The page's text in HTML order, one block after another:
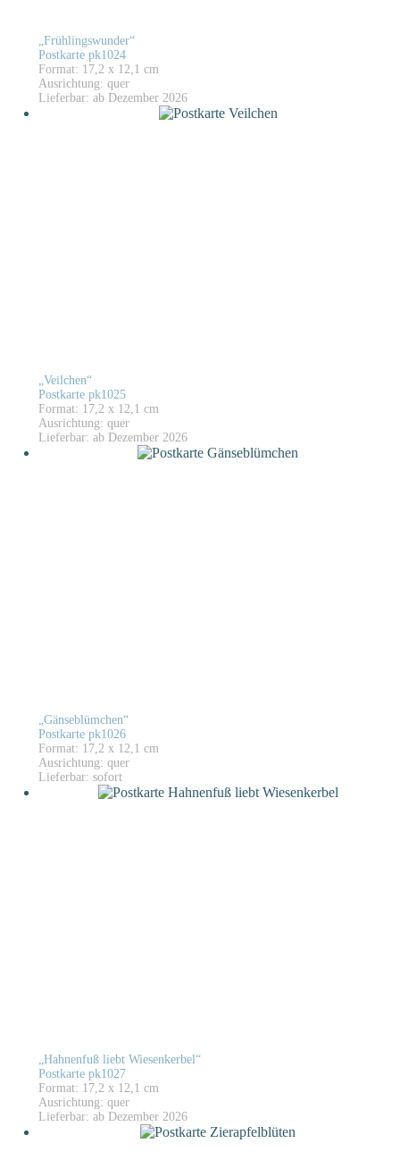
„Frühlingswunder“
Postkarte pk1024
Format: 17,2 x 12,1 cm
Ausrichtung: quer
Lieferbar: ab Dezember 2026
„Veilchen“
Postkarte pk1025
Format: 17,2 x 12,1 cm
Ausrichtung: quer
Lieferbar: ab Dezember 2026
„Gänseblümchen“
Postkarte pk1026
Format: 17,2 x 12,1 cm
Ausrichtung: quer
Lieferbar: sofort
„Hahnenfuß liebt Wiesenkerbel“
Postkarte pk1027
Format: 17,2 x 12,1 cm
Ausrichtung: quer
Lieferbar: ab Dezember 2026